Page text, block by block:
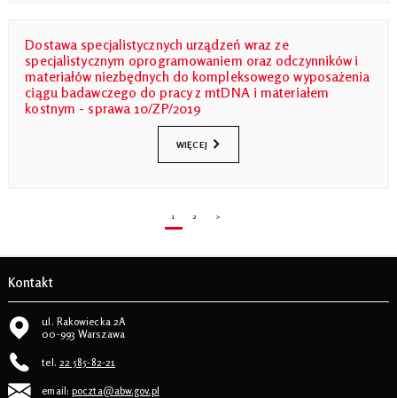
Dostawa specjalistycznych urządzeń wraz ze
specjalistycznym oprogramowaniem oraz odczynników i
materiałów niezbędnych do kompleksowego wyposażenia
ciągu badawczego do pracy z mtDNA i materiałem
kostnym - sprawa 10/ZP/2019
WIĘCEJ
1 2 >
Kontakt
ul. Rakowiecka 2A
00-993 Warszawa
tel. 22 585-82-21
email:poczta@abw.gov.pl